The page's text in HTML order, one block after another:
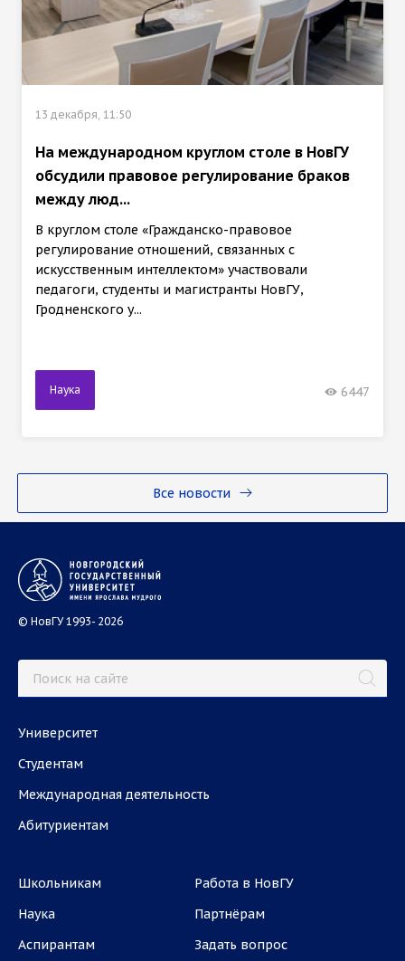
Все новости
13 декабря, 11:50
На международном круглом столе в НовГУ
обсудили правовое регулирование браков
между люд...
В круглом столе «Гражданско-правовое
регулирование отношений, связанных с
искусственным интеллектом» участвовали
педагоги, студенты и магистранты НовГУ,
Гродненского у...
Наука 6447
© НовГУ 1993- 2026
Университет
Студентам
Международная деятельность
Абитуриентам
Школьникам
Наука
Аспирантам
Работа в НовГУ
Партнёрам
Задать вопрос